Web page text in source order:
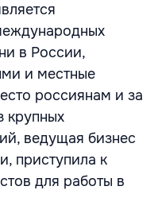
в России,
и местные
россиянам и за
крупных
ведущая бизнес
приступила к
для работы в